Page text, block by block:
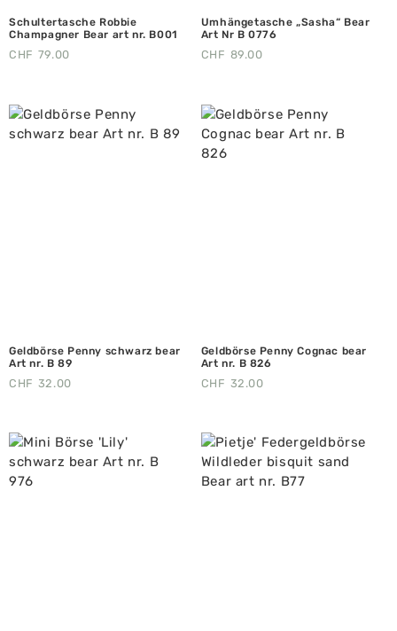
Schultertasche Robbie
Champagner Bear art nr. B001
CHF 79.00
Umhängetasche „Sasha“ Bear
Art Nr B 0776
CHF 89.00
Geldbörse Penny schwarz bear
Art nr. B 89
CHF 32.00
Geldbörse Penny Cognac bear
Art nr. B 826
CHF 32.00